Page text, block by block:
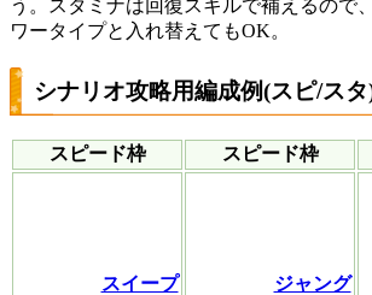
う。スタミナは回復スキルで補えるので
ワータイプと入れ替えてもOK。
シナリオ攻略用編成例(スピ/ス
スピード枠 スピード枠
スイープ
ジャング